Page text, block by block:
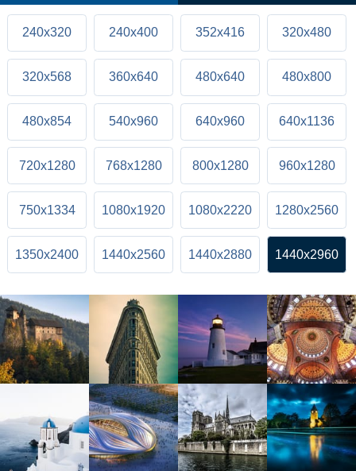
240x320 240x400 352x416 320x480
320x568 360x640 480x640 480x800
480x854 540x960 640x960 640x1136
720x1280 768x1280 800x1280 960x1280
750x1334 1080x1920 1080x2220 1280x2560
1350x2400 1440x2560 1440x2880 1440x2960